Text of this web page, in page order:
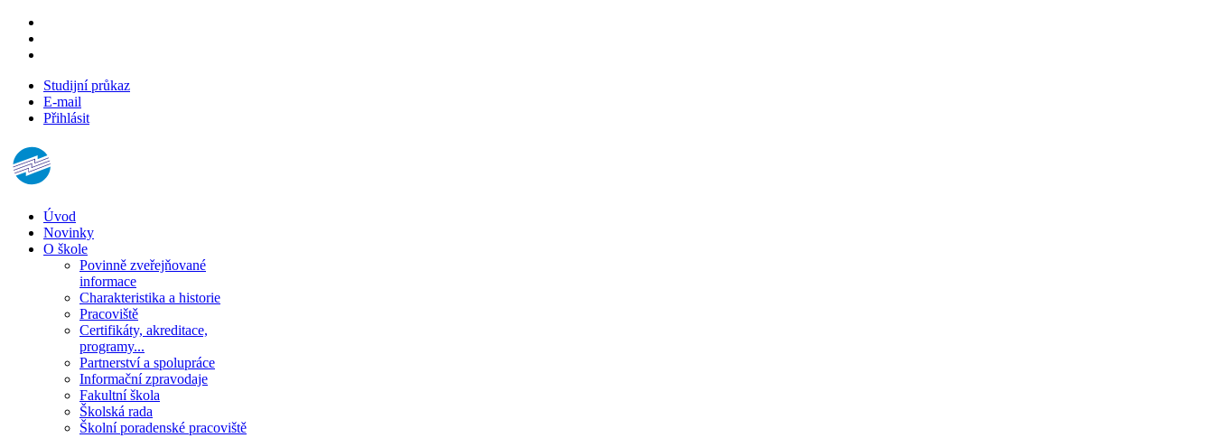
Studijní průkaz
E-mail
Přihlásit
Úvod
Novinky
O škole
Povinně zveřejňované
informace
Charakteristika a historie
Pracoviště
Certifikáty, akreditace,
programy...
Partnerství a spolupráce
Informační zpravodaje
Fakultní škola
Školská rada
Školní poradenské pracoviště